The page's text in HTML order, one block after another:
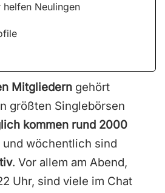
Neulingen
Mitgliedern gehört
größten Singlebörsen
kommen rund 2000
und wöchentlich sind
. Vor allem am Abend,
Uhr, sind viele im Chat